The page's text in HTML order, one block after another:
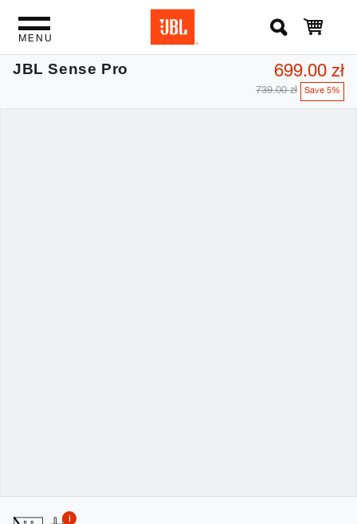
MENU
JBL Sense Pro 699.00 zł
739.00 zł Save 5%